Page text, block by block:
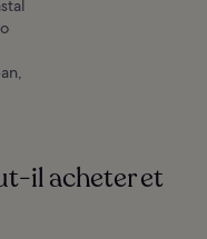
il acheter et